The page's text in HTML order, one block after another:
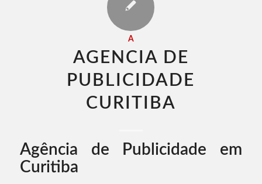
A
AGENCIA DE
PUBLICIDADE
CURITIBA​
Agência de Publicidade em
Curitiba